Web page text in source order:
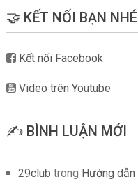
🤝 KẾT NỐI BẠN
Kết nối Facebook
Video trên Youtube
✍️ BÌNH LUẬN MỚI
29club trong Hướng